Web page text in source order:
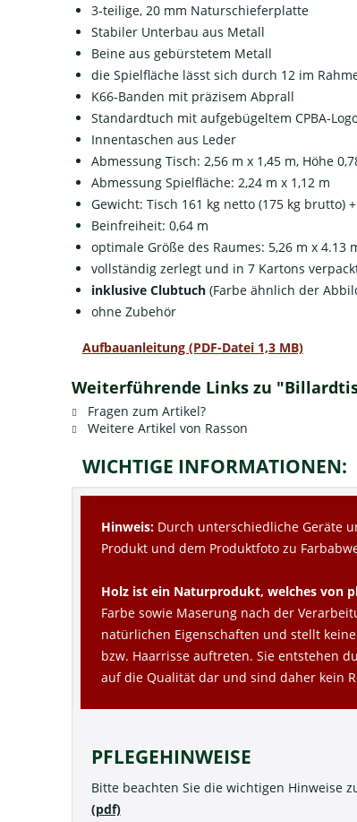
3-teilige, 20 mm Naturschieferplatte
Stabiler Unterbau aus Metall
Beine aus gebürstetem Metall
die Spielfläche lässt sich durch 12 im
K66-Banden mit präzisem Abprall
Standardtuch mit aufgebügeltem CPBA-
Innentaschen aus Leder
Abmessung Tisch: 2,56 m x 1,45 m, Höhe
Abmessung Spielfläche: 2,24 m x 1,12 m
Gewicht: Tisch 161 kg netto (175 kg brutto)
Beinfreiheit: 0,64 m
optimale Größe des Raumes: 5,26 m x 4.13
vollständig zerlegt und in 7 Kartons
inklusive Clubtuch (Farbe ähnlich der
ohne Zubehör
Aufbauanleitung (PDF-Datei 1,3 MB)
Weiterführende Links zu
Fragen zum Artikel?
Weitere Artikel von Rasson
WICHTIGE INFORMATIONEN:
Hinweis: Durch unterschiedliche Geräte
Produkt und dem Produktfoto zu
Holz ist ein Naturprodukt, welches von
Farbe sowie Maserung nach der
natürlichen Eigenschaften und stellt
bzw. Haarrisse auftreten. Sie entstehen
auf die Qualität dar und sind daher kein
PFLEGEHINWEISE
Bitte beachten Sie die wichtigen Hinweise
(pdf)